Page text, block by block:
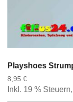
Playshoes
8,95 €
Inkl. 19 % Steuern,